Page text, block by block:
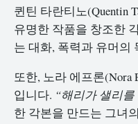
퀸틴 타란티노(Quentin
유명한 작품을 창조한
는 대화, 폭력과 유머의
또한, 노라 에프론
입니다. “해리가 샐리
한 각본을 만드는 그녀